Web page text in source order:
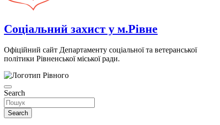
Соціальний захист у м.Рівне
Офіційний сайт Департаменту соціальної та ветеранської
політики Рівненської міської ради.
Search
Search